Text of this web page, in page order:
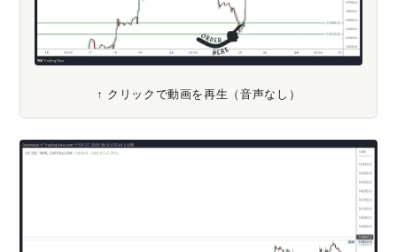
↑ クリックで動画を再生（音声なし）